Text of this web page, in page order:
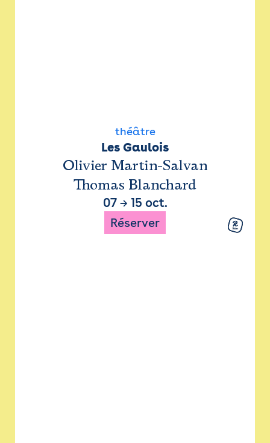
théâtre
Les Gaulois
Olivier Martin-Salvan
Thomas Blanchard
07→ 15 oct.
Réserver